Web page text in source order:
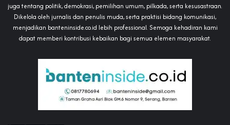
juga tentang politik, demokrasi, pemilihan umum, pilkada, serta kesusastraan.
Dikelola oleh jurnalis dan penulis muda, serta praktisi bidang komunikasi,
menjadikan banteninside.co.id lebih professional. Semoga kehadiran kami
dapat memberi kontribusi kebaikan bagi semua elemen masyarakat.